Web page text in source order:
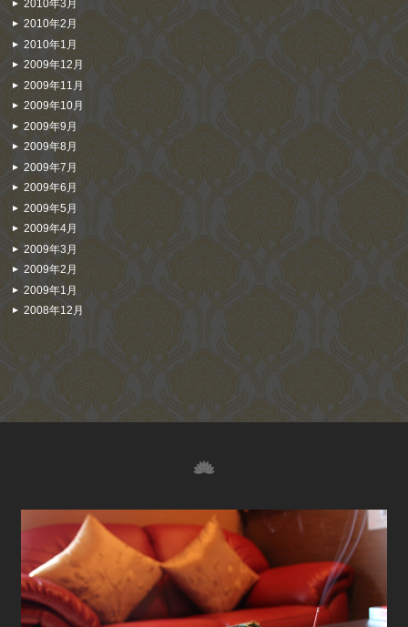
2010年3月
2010年2月
2010年1月
2009年12月
2009年11月
2009年10月
2009年9月
2009年8月
2009年7月
2009年6月
2009年5月
2009年4月
2009年3月
2009年2月
2009年1月
2008年12月